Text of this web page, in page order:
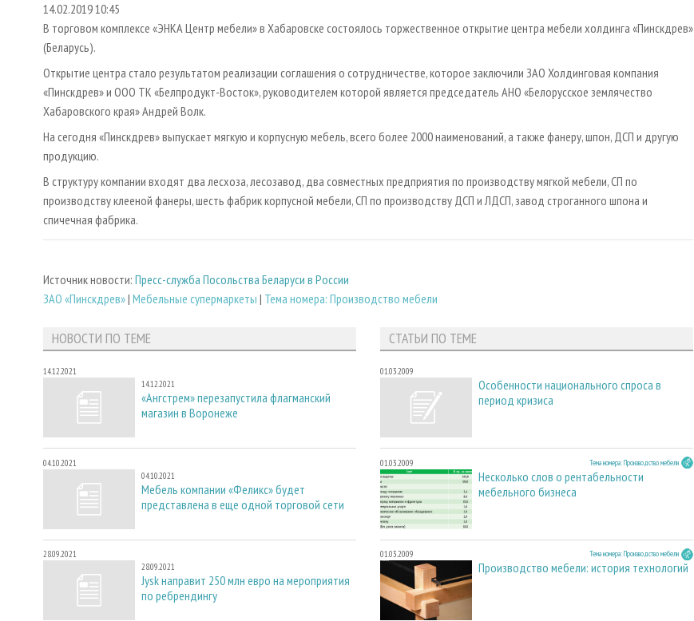
14.02.2019 10:45
В торговом комплексе «ЭНКА Центр мебели» в Хабаровске состоялось торжественное открытие центра мебели холдинга «Пинскдрев»
(Беларусь).
Открытие центра стало результатом реализации соглашения о сотрудничестве, которое заключили ЗАО Холдинговая компания
«Пинскдрев» и ООО ТК «Белпродукт-Восток», руководителем которой является председатель АНО «Белорусское землячество
Хабаровского края» Андрей Волк.
На сегодня «Пинскдрев» выпускает мягкую и корпусную мебель, всего более 2000 наименований, а также фанеру, шпон, ДСП и другую
продукцию.
В структуру компании входят два лесхоза, лесозавод, два совместных предприятия по производству мягкой мебели, СП по
производству клееной фанеры, шесть фабрик корпусной мебели, СП по производству ДСП и ЛДСП, завод строганного шпона и
спичечная фабрика.
Источник новости: Пресс-служба Посольства Беларуси в России
ЗАО «Пинскдрев»| Мебельные супермаркеты | Тема номера: Производство мебели
НОВОСТИ ПО ТЕМЕ
14.12.2021
14.12.2021
«Ангстрем» перезапустила флагманский
магазин в Воронеже
04.10.2021
04.10.2021
Мебель компании «Феликс» будет
представлена в еще одной торговой сети
28.09.2021
28.09.2021
Jysk направит 250 млн евро на мероприятия
по ребрендингу
СТАТЬИ ПО ТЕМЕ
01.03.2009
Особенности национального спроса в
период кризиса
01.03.2009 Тема номера: Производство мебели
Несколько слов о рентабельности
мебельного бизнеса
01.03.2009 Тема номера: Производство мебели
Производство мебели: история технологий